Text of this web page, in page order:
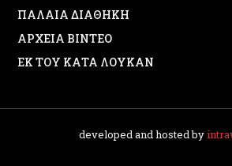
ΠΑΛΑΙΑ ΔΙΑΘΗΚΗ
ΑΡΧΕΙΑ ΒΙΝΤΕΟ
ΕΚ ΤΟΥ ΚΑΤΑ ΛΟΥΚΑΝ
developed and hosted by